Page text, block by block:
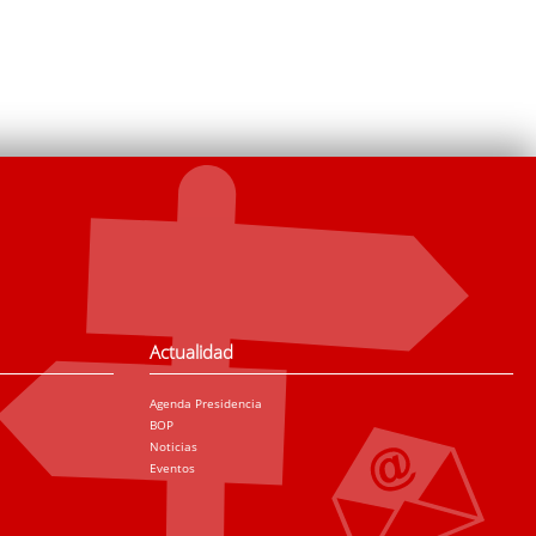
Actualidad
Agenda Presidencia
BOP
Noticias
Eventos